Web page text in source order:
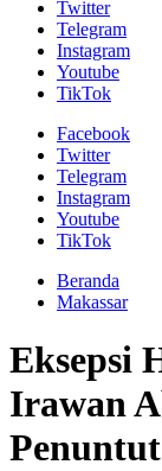
Twitter
Telegram
Instagram
Youtube
TikTok
Facebook
Twitter
Telegram
Instagram
Youtube
TikTok
Beranda
Makassar
Eksepsi
Irawan